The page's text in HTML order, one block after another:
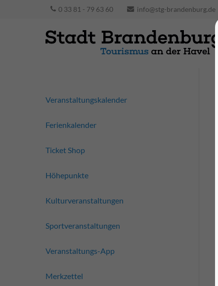
0 33 81 - 79 63 60 info@stg-brandenburg.de
Veranstaltungskalender
Ferienkalender
Ticket Shop
Höhepunkte
Kulturveranstaltungen
Sportveranstaltungen
Veranstaltungs-App
Merkzettel